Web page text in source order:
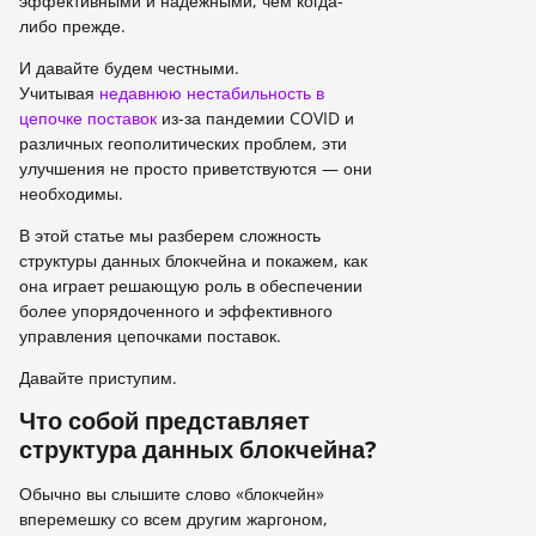
либо прежде.
И давайте будем честными.
Учитывая недавнюю нестабильность в
цепочке поставок из-за пандемии COVID и
различных геополитических проблем, эти
улучшения не просто приветствуются — они
необходимы.
В этой статье мы разберем сложность
структуры данных блокчейна и покажем, как
она играет решающую роль в обеспечении
более упорядоченного и эффективного
управления цепочками поставок.
Давайте приступим.
Что собой представляет
структура данных блокчейна?
Обычно вы слышите слово «блокчейн»
вперемешку со всем другим жаргоном,